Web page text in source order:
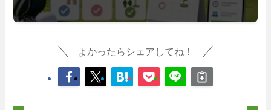
よかったらシェアしてね！